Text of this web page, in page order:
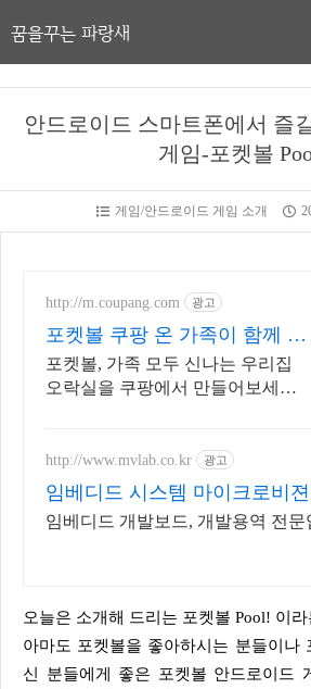
꿈을꾸는 파랑새
안드로이드 스마트폰에서 즐
게임-포켓볼
게임/안드로이드 게임 소개
http://m.coupang.com 광고
포켓볼 쿠팡 온 가족이 함께 즐
기는 시간
포켓볼, 가족 모두 신나는 우리집
오락실을 쿠팡에서 만들어보세요!
품.
http://www.mvlab.co.kr 광고
임베디드 시스템 마이크로비젼
임베디드 개발보드, 개발용역 전문
오늘은 소개해 드리는 포켓볼 Pool! 이라는 안드로이드 게임은
아마도 포켓볼을 좋아하시는 분들이나
신 분들에게 좋은 포켓볼 안드로이드